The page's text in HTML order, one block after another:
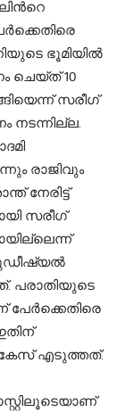
ഭൂമിയിൽ
ചെയ്ത് 10
സരീഗ്
നടന്നില്ല.
രാജിവും
നേരിട്ട്
സരീഗ്
പരാതിയുടെ
പേർക്കെതിരെ
കേസ് എടുത്തത്.